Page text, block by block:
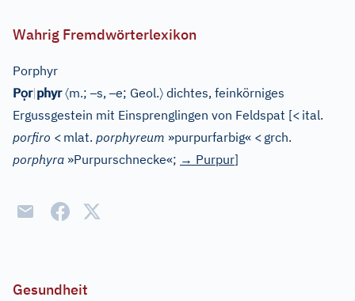
Wahrig Fremdwörterlexikon
Porphyr
Pọr|phyr 〈m.;–s,–e; Geol.〉 dichtes, feinkörniges
Ergussgestein mit Einsprenglingen von Feldspat [< ital.
porfiro < mlat. porphyreum »purpurfarbig« < grch.
porphyra »Purpurschnecke«; → Purpur]
Gesundheit